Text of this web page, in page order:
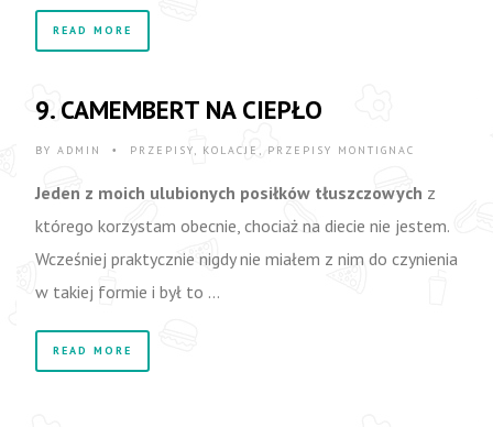
READ MORE
9. CAMEMBERT NA CIEPŁO
BY ADMIN • PRZEPISY, KOLACJE , PRZEPISY MONTIGNAC
Jeden z moich ulubionych posiłków tłuszczowych z
którego korzystam obecnie, chociaż na diecie nie jestem.
Wcześniej praktycznie nigdy nie miałem z nim do czynienia
w takiej formie i był to …
READ MORE